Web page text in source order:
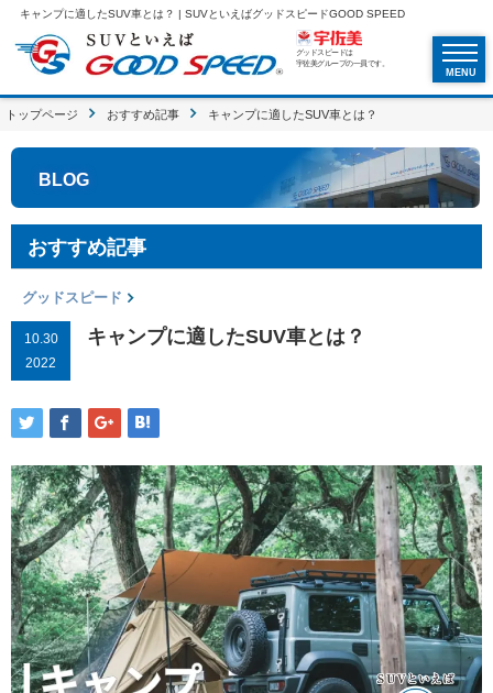
キャンプに適したSUV車とは？ | SUVといえばグッドスピードGOOD SPEED
グッドスピードは
宇佐美グループの一員です。
MENU
トップページ おすすめ記事 キャンプに適したSUV車とは？
BLOG
おすすめ記事
グッドスピード
10.30
2022
キャンプに適したSUV車とは？